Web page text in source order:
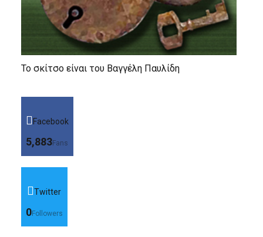
Το σκίτσο είναι του Βαγγέλη Παυλίδη
Facebook
5,883Fans
Twitter
0Followers